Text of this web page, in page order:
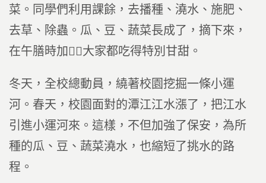
菜。同學們利用課餘，去播種、澆水、施肥、
去草、除蟲。瓜、豆、蔬菜長成了，摘下來，
在午膳時加，大家都吃得特別甘甜。
冬天，全校總動員，繞著校園挖掘一條小運
河。春天，校園面對的潭江江水漲了，把江水
引進小運河來。這樣，不但加強了保安，為所
種的瓜、豆、蔬菜澆水，也縮短了挑水的路
程。